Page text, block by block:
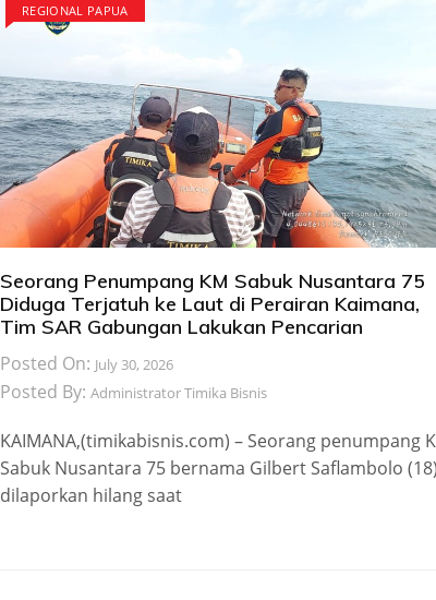
REGIONAL PAPUA
Seorang Penumpang KM Sabuk Nusantara 75
Diduga Terjatuh ke Laut di Perairan Kaimana,
Tim SAR Gabungan Lakukan Pencarian
Posted On: July 30, 2026
Posted By: Administrator Timika Bisnis
KAIMANA,(timikabisnis.com) – Seorang penumpang
Sabuk Nusantara 75 bernama Gilbert Saflambolo
dilaporkan hilang saat